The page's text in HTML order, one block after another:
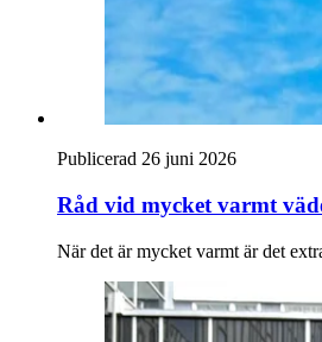
Publicerad 26 juni 2026
Råd vid mycket varmt
När det är mycket varmt är det